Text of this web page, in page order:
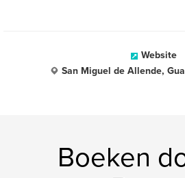
Website
San Miguel de Allende,
Boeken